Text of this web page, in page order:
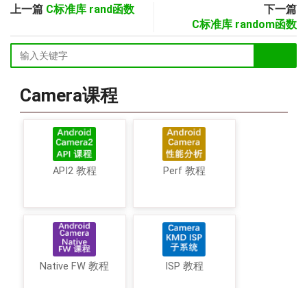
上一篇 C标准库 rand函数
下一篇
C标准库 random函数
Camera课程
API2 教程 Perf 教程
Native FW 教程 ISP 教程